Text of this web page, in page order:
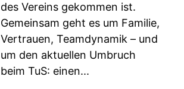
des Vereins gekommen ist.
Gemeinsam geht es um Familie,
Vertrauen, Teamdynamik – und
um den aktuellen Umbruch
beim TuS: einen...